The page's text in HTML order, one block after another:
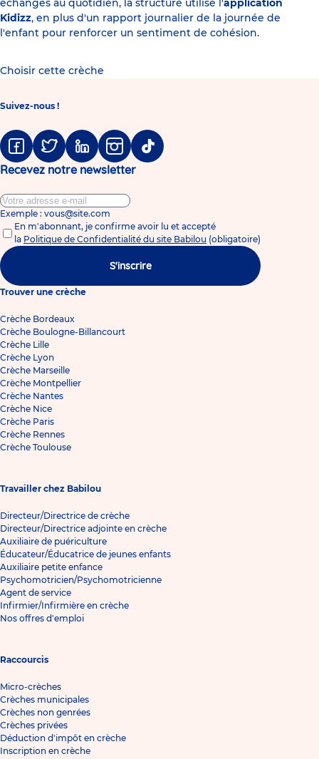
échanges au quotidien, la structure utilise l'application
Kidizz, en plus d'un rapport journalier de la journée de
l'enfant pour renforcer un sentiment de cohésion.
Choisir cette crèche
Suivez-nous !
FacebookTwitter LinkedinInstagramTiktok
Recevez notre newsletter
Exemple : vous@site.com
En m'abonnant, je confirme avoir lu et accepté
la Politique de Confidentialité du site Babilou (obligatoire)
S'inscrire
Trouver une crèche
Crèche Bordeaux
Crèche Boulogne-Billancourt
Crèche Lille
Crèche Lyon
Crèche Marseille
Crèche Montpellier
Crèche Nantes
Crèche Nice
Crèche Paris
Crèche Rennes
Crèche Toulouse
Travailler chez Babilou
Directeur/Directrice de crèche
Directeur/Directrice adjointe en crèche
Auxiliaire de puériculture
Éducateur/Éducatrice de jeunes enfants
Auxiliaire petite enfance
Psychomotricien/Psychomotricienne
Agent de service
Infirmier/Infirmière en crèche
Nos offres d'emploi
Raccourcis
Micro-crèches
Crèches municipales
Crèches non genrées
Crèches privées
Déduction d'impôt en crèche
Inscription en crèche